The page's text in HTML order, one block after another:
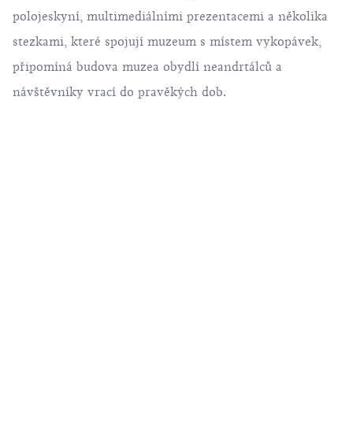
polojeskyní, multimediálními prezentacemi a několika
stezkami, které spojují muzeum s místem vykopávek,
připomíná budova muzea obydlí neandrtálců a
návštěvníky vrací do pravěkých dob.